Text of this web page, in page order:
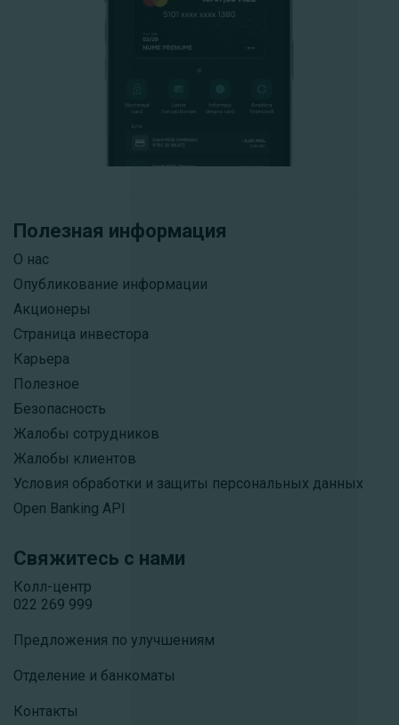
Полезная информация
О нас
Опубликование информации
Акционеры
Страница инвестора
Карьера
Полезное
Безопасность
Жалобы сотрудников
Жалобы клиентов
Условия обработки и защиты персональных данных
Open Banking API
Свяжитесь с нами
Колл-центр
022 269 999
Предложения по улучшениям
Отделение и банкоматы
Контакты